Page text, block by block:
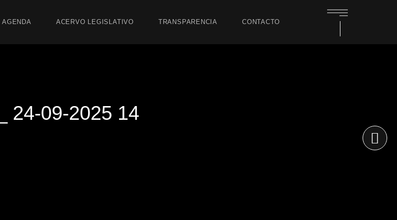
AGENDA ACERVO LEGISLATIVO TRANSPARENCIA CONTACTO
24-09-2025 14